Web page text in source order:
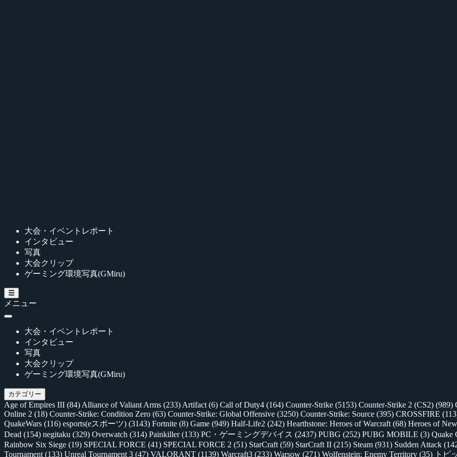
大会・イベントレポート
インタビュー
写真
大会クリップ
ゲーミング環境写真(GMiru)
メニュー
大会・イベントレポート
インタビュー
写真
大会クリップ
ゲーミング環境写真(GMiru)
カテゴリー
Age of Empires III (84) Alliance of Valiant Arms (233) Artifact (6) Call of Duty4 (164) Counter-Strike (5153) Counter-Strike 2 (CS2) (989)
Online 2 (18) Counter-Strike: Condition Zero (63) Counter-Strike: Global Offensive (3250) Counter-Strike: Source (395) CROSSFIRE
QuakeWars (116) esports(eスポーツ) (3143) Fortnite (8) Game (949) Half-Life2 (242) Hearthstone: Heroes of Warcraft (68) Heroes of
Dead (154) negitaku (329) Overwatch (314) Painkiller(133) PC・ゲーミングデバイス (2437) PUBG (252) PUBG MOBILE (3) Quake
Rainbow Six Siege (19) SPECIAL FORCE (41) SPECIAL FORCE 2 (51) StarCraft (59) StarCraft II (215) Steam (931) Sudden Attack
Tournament (133) Unreal Tournament 3 (47) VALORANT (1139) Warcraft3 (233) Warsow (271) Wolfenstein: Enemy Territory (35) トピ